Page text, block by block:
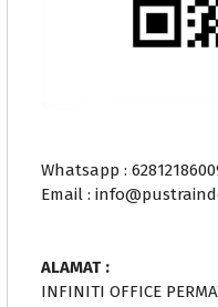
Whatsapp :
Email :
ALAMAT :
INFINITI OFFICE